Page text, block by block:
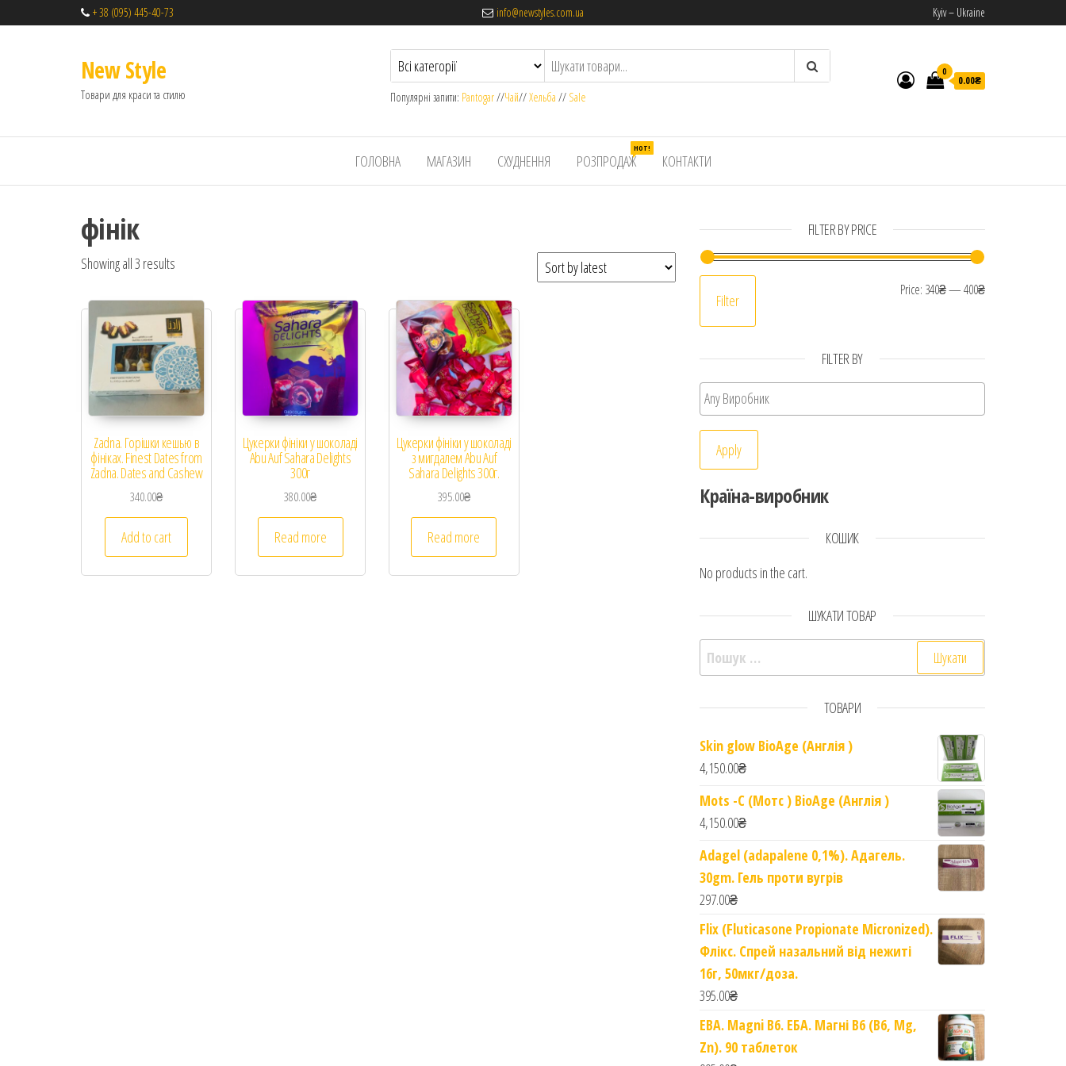
+ 38 (095) 445-40-73 info@newstyles.com.ua Kyiv – Ukraine
New Style
Товари для краси та стилю Популярні запити: Pantogar//Чай//Хельба // Sale
0
0.00₴
ГОЛОВНА МАГАЗИН СХУДНЕННЯ РОЗПРОДАЖ
HOT!
КОНТАКТИ
фінік
Showing all 3 results
Zadna. Горішки кешью в
фініках. Finest Dates from
Zadna. Dates and Cashew
340.00₴
Add to cart
Цукерки фініки у шоколаді
Abu Auf Sahara Delights
300г
380.00₴
Read more
Цукерки фініки у шоколаді
з мигдалем Abu Auf
Sahara Delights 300г.
395.00₴
Read more
FILTER BY PRICE
Min price
Max price
Filter
Price: 340₴—400₴
FILTER BY
Apply
Країна-виробник
КОШИК
No products in the cart.
ШУКАТИ ТОВАР
Пошук:
ТОВАРИ
Skin glow BioAge (Англія )
4,150.00₴
Mots -C (Мотс ) BioAge (Англія )
4,150.00₴
Adagel (adapalene 0,1%). Адагель.
30gm. Гель проти вугрів
297.00₴
Flix (Fluticasone Propionate Micronized).
Флікс. Спрей назальний від нежиті
16г, 50мкг/доза.
395.00₴
EBA. Magni B6. ЕБА. Магні B6 (B6, Mg,
Zn). 90 таблеток